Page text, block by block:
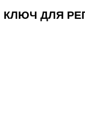
КЛЮЧ ДЛЯ